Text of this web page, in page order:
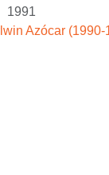
1991
Azócar (1990-